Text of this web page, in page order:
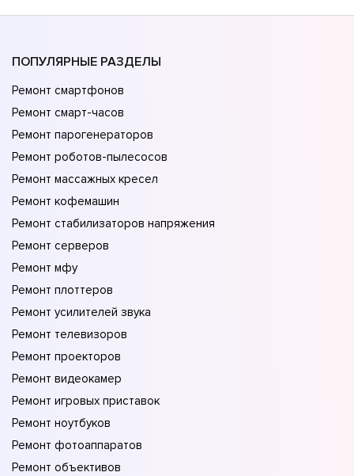
ПОПУЛЯРНЫЕ РАЗДЕЛЫ
Ремонт смартфонов
Ремонт смарт-часов
Ремонт парогенераторов
Ремонт роботов-пылесосов
Ремонт массажных кресел
Ремонт кофемашин
Ремонт стабилизаторов напряжения
Ремонт серверов
Ремонт мфу
Ремонт плоттеров
Ремонт усилителей звука
Ремонт телевизоров
Ремонт проекторов
Ремонт видеокамер
Ремонт игровых приставок
Ремонт ноутбуков
Ремонт фотоаппаратов
Ремонт объективов